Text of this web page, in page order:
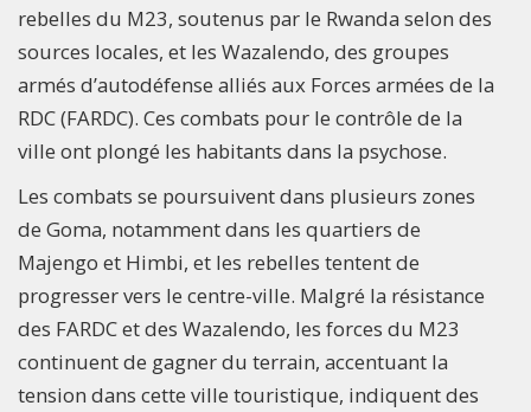
rebelles du M23, soutenus par le Rwanda selon des
sources locales, et les Wazalendo, des groupes
armés d’autodéfense alliés aux Forces armées de la
RDC (FARDC). Ces combats pour le contrôle de la
ville ont plongé les habitants dans la psychose.
Les combats se poursuivent dans plusieurs zones
de Goma, notamment dans les quartiers de
Majengo et Himbi, et les rebelles tentent de
progresser vers le centre-ville. Malgré la résistance
des FARDC et des Wazalendo, les forces du M23
continuent de gagner du terrain, accentuant la
tension dans cette ville touristique, indiquent des